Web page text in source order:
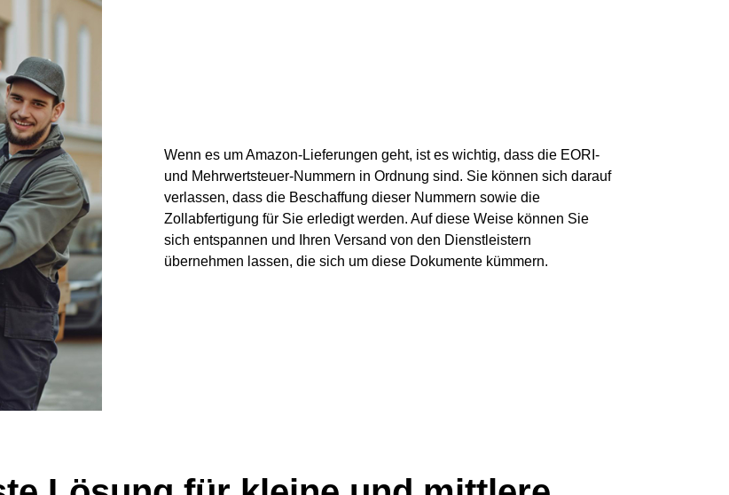
Wenn es um Amazon-Lieferungen geht, ist es wichtig, dass die EORI-
und Mehrwertsteuer-Nummern in Ordnung sind. Sie können sich darauf
verlassen, dass die Beschaffung dieser Nummern sowie die
Zollabfertigung für Sie erledigt werden. Auf diese Weise können Sie
sich entspannen und Ihren Versand von den Dienstleistern
übernehmen lassen, die sich um diese Dokumente kümmern.